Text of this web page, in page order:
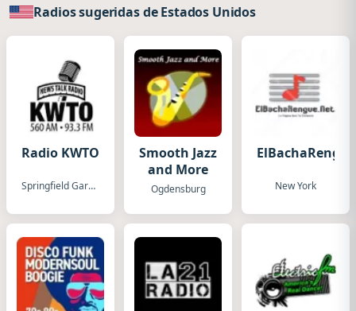
Radios sugeridas de Estados Unidos
Radio KWTO
Springfield Gardens
Smooth Jazz
and More
Ogdensburg New York